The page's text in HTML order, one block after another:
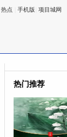
热点 手机版 项目城网
热门推荐